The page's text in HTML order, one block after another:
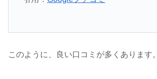
このように、良い口コミが多くあります。